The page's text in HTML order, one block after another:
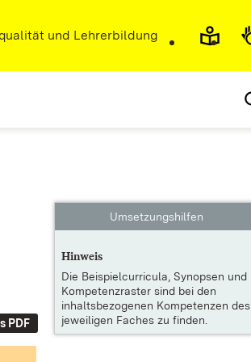
und Lehrerbildung
PDF
Umsetzungshilfen
Hinweis
Die Beispielcurricula, Synopsen und
Kompetenzraster sind bei den
inhaltsbezogenen Kompetenzen des
jeweiligen Faches zu finden.